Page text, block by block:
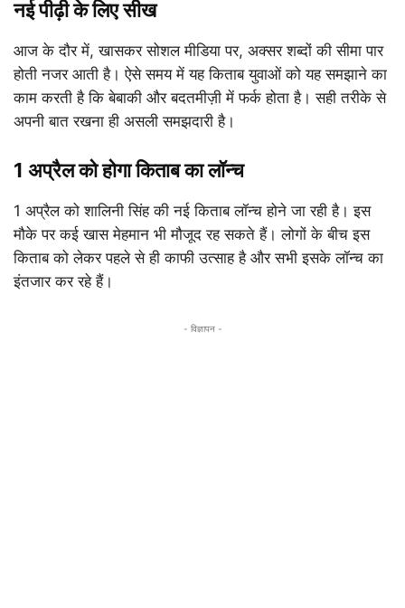
नई पीढ़ी के लिए सीख
आज के दौर में, खासकर सोशल मीडिया पर, अक्सर शब्दों की सीमा पार
होती नजर आती है। ऐसे समय में यह किताब युवाओं को यह समझाने का
काम करती है कि बेबाकी और बदतमीज़ी में फर्क होता है। सही तरीके से
अपनी बात रखना ही असली समझदारी है।
1 अप्रैल को होगा किताब का लॉन्च
1 अप्रैल को शालिनी सिंह की नई किताब लॉन्च होने जा रही है। इस
मौके पर कई खास मेहमान भी मौजूद रह सकते हैं। लोगों के बीच इस
किताब को लेकर पहले से ही काफी उत्साह है और सभी इसके लॉन्च का
इंतजार कर रहे हैं।
- विज्ञापन -